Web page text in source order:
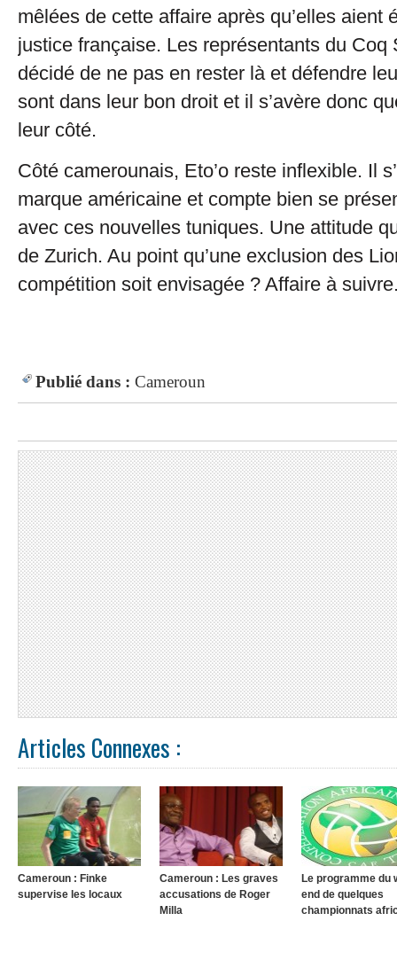
mêlées de cette affaire après qu’elles aient
justice française. Les représentants du Coq
décidé de ne pas en rester là et défendre
sont dans leur bon droit et il s’avère donc
leur côté.
Côté camerounais, Eto’o reste inflexible. Il
marque américaine et compte bien se
avec ces nouvelles tuniques. Une attitude
de Zurich. Au point qu’une exclusion des
compétition soit envisagée ? Affaire à
Publié dans : Cameroun
Articles Connexes :
Cameroun : Finke
supervise les locaux
Cameroun : Les graves
accusations de Roger
Milla
Le programme du
end de quelques
championnats